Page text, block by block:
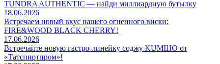
TUNDRA AUTHENTIC — найди миллиардную бутылку
18.06.2026
Встречаем новый вкус нашего огненного виски:
FIRE&WOOD BLACK CHERRY!
17.06.2026
Встречайте новую гастро-линейку соджу KUMIHO от
«Татспиртпром»!